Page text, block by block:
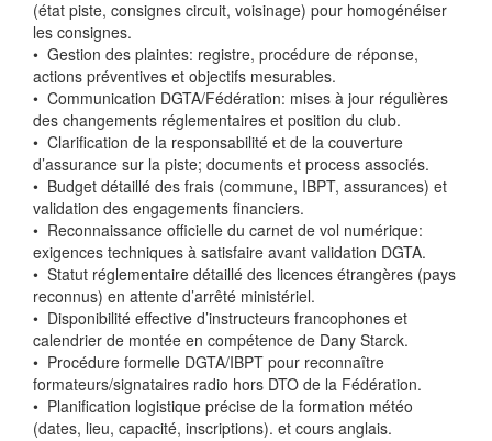
(état piste, consignes circuit, voisinage) pour homogénéiser
les consignes.
•⁠ ⁠Gestion des plaintes: registre, procédure de réponse,
actions préventives et objectifs mesurables.
•⁠ ⁠Communication DGTA/Fédération: mises à jour régulières
des changements réglementaires et position du club.
•⁠ ⁠Clarification de la responsabilité et de la couverture
d’assurance sur la piste; documents et process associés.
•⁠ ⁠Budget détaillé des frais (commune, IBPT, assurances) et
validation des engagements financiers.
•⁠ ⁠Reconnaissance officielle du carnet de vol numérique:
exigences techniques à satisfaire avant validation DGTA.
•⁠ ⁠Statut réglementaire détaillé des licences étrangères (pays
reconnus) en attente d’arrêté ministériel.
•⁠ ⁠Disponibilité effective d’instructeurs francophones et
calendrier de montée en compétence de Dany Starck.
•⁠ ⁠Procédure formelle DGTA/IBPT pour reconnaître
formateurs/signataires radio hors DTO de la Fédération.
•⁠ ⁠Planification logistique précise de la formation météo
(dates, lieu, capacité, inscriptions). et cours anglais.